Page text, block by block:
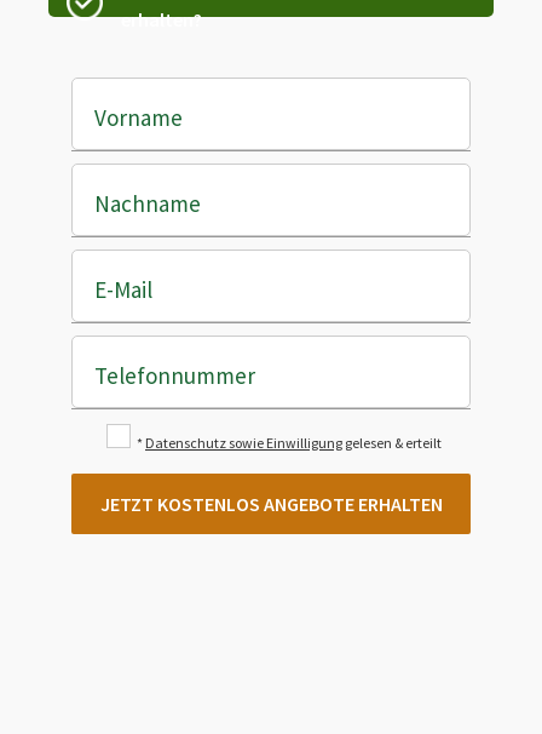
erhalten?
Vorname
Nachname
E-Mail
Telefonnummer
* Datenschutz sowie Einwilligung gelesen & erteilt
JETZT KOSTENLOS ANGEBOTE ERHALTEN